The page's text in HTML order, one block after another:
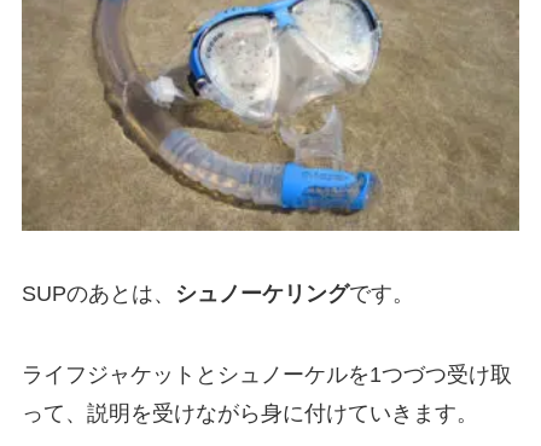
SUPのあとは、 シュノーケリングです。
ライフジャケットとシュノーケルを1つづつ受け取
って、説明を受けながら身に付けていきます。